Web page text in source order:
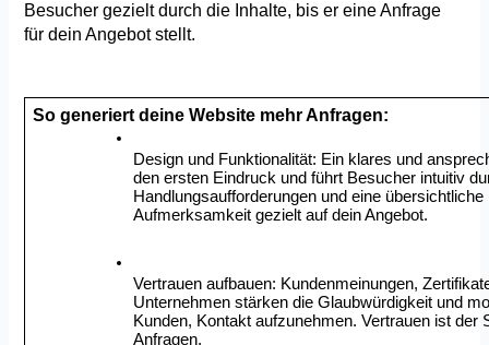
Besucher gezielt durch die Inhalte, bis er eine Anfrage
für dein Angebot stellt.
So generiert deine Website mehr Anfragen:
Design und Funktionalität: Ein klares und
den ersten Eindruck und führt Besucher intuitiv
Handlungsaufforderungen und eine
Aufmerksamkeit gezielt auf dein Angebot.
Vertrauen aufbauen: Kundenmeinungen,
Unternehmen stärken die Glaubwürdigkeit und
Kunden, Kontakt aufzunehmen. Vertrauen ist der
Anfragen.